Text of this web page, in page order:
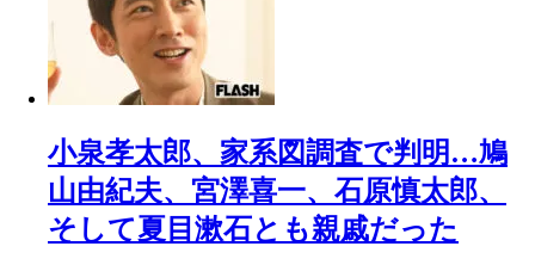
小泉孝太郎、家系図調査で判明…鳩
山由紀夫、宮澤喜一、石原慎太郎、
そして夏目漱石とも親戚だった